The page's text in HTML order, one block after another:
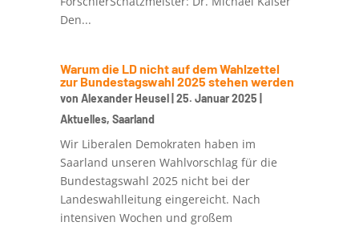
Den...
Warum die LD nicht auf dem Wahlzettel
zur Bundestagswahl 2025 stehen werden
von Alexander Heusel| 25. Januar 2025
Aktuelles, Saarland
Wir Liberalen Demokraten haben im
Saarland unseren Wahlvorschlag für die
Bundestagswahl 2025 nicht bei der
Landeswahlleitung eingereicht. Nach
intensiven Wochen und großem